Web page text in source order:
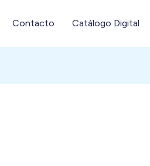
Contacto Catálogo Digital